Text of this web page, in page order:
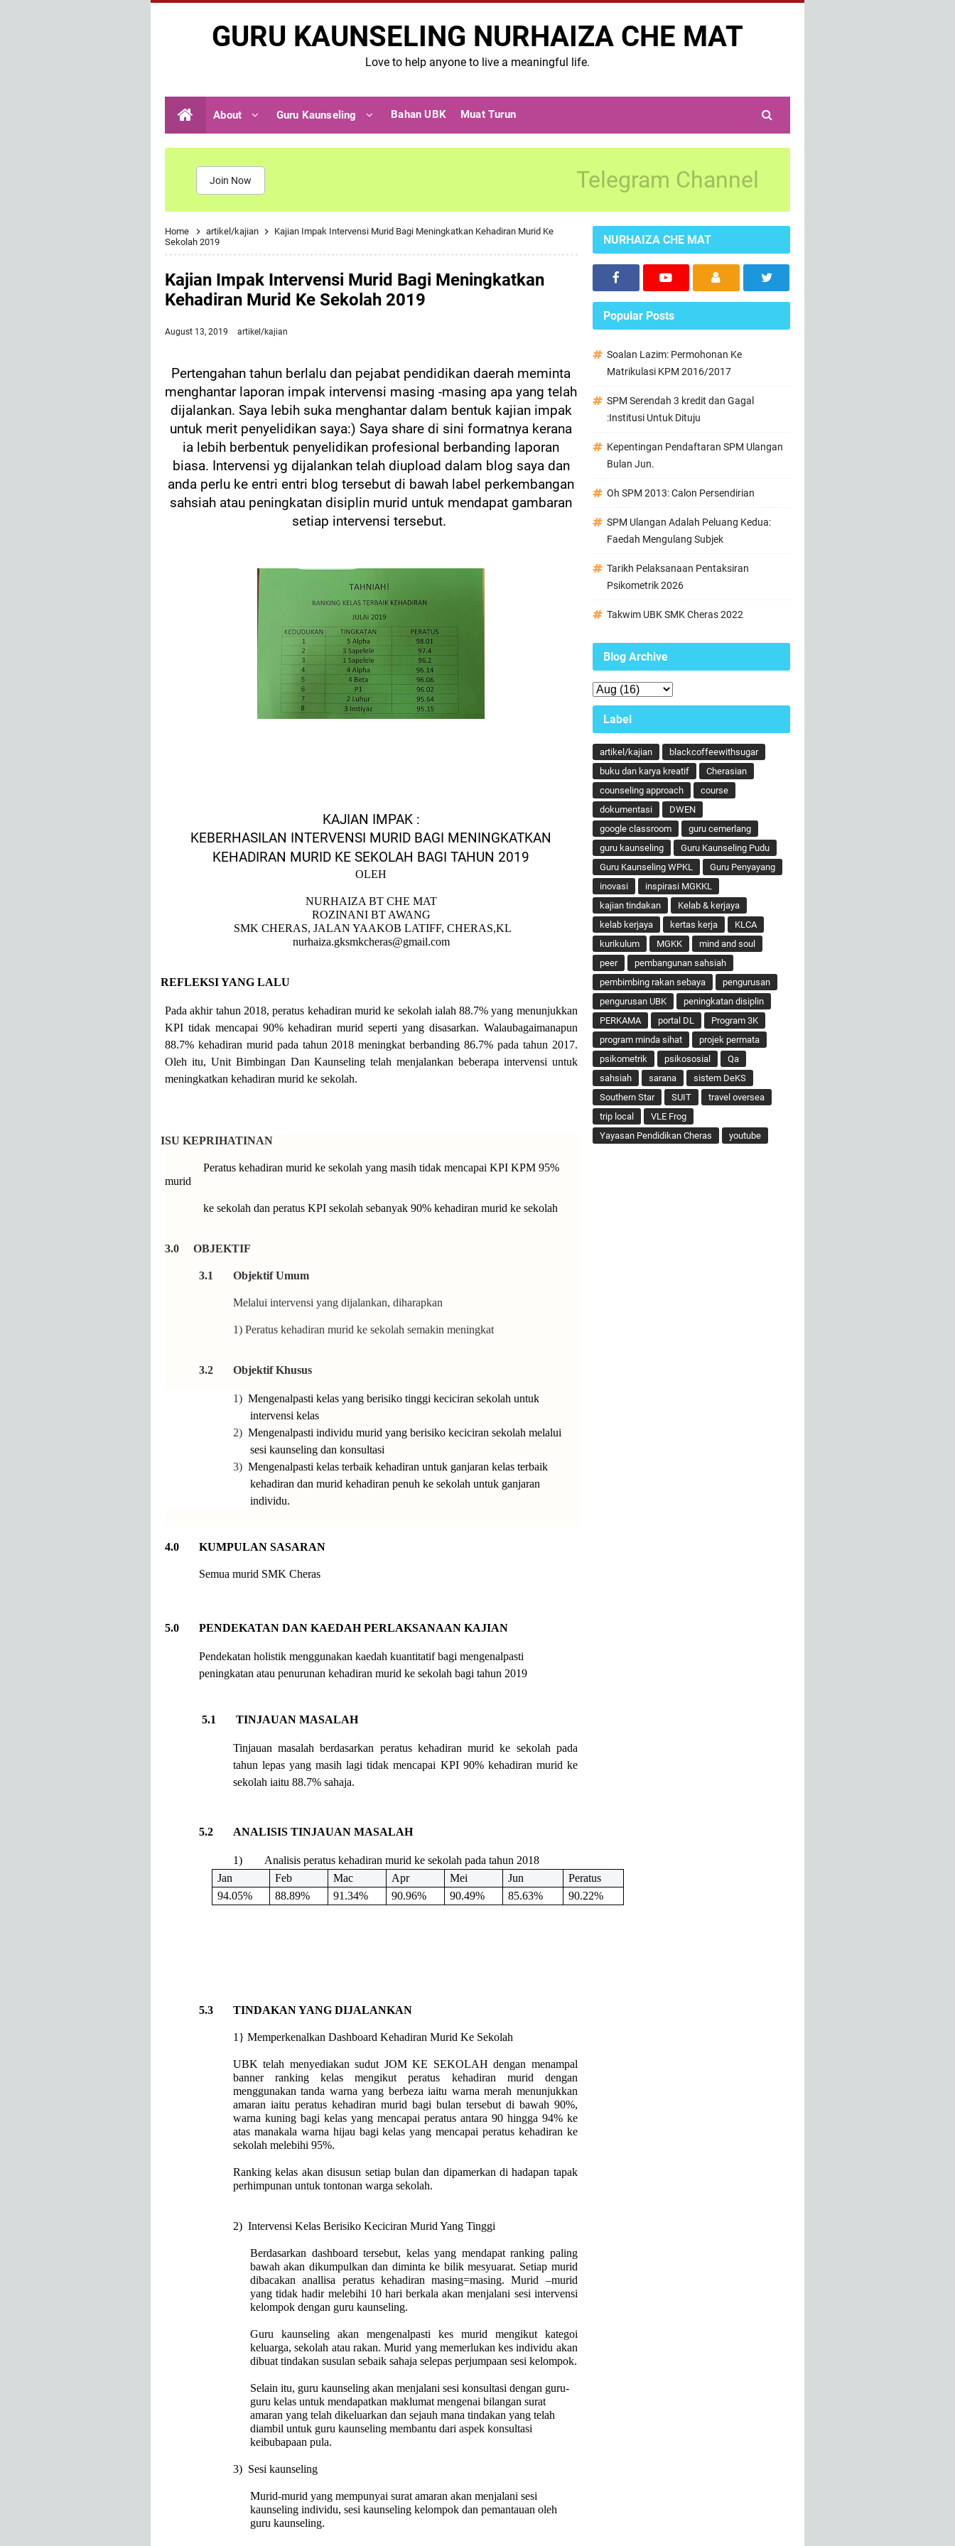
GURU KAUNSELING NURHAIZA CHE MAT
Love to help anyone to live a meaningful life.
About Guru Kaunseling Bahan UBK Muat Turun
Join Now Telegram Channel
Home artikel/kajian
Kajian Impak Intervensi Murid Bagi Meningkatkan Kehadiran Murid Ke
Sekolah 2019
Kajian Impak Intervensi Murid Bagi Meningkatkan
Kehadiran Murid Ke Sekolah 2019
August 13, 2019 artikel/kajian
Pertengahan tahun berlalu dan pejabat pendidikan daerah meminta
menghantar laporan impak intervensi masing -masing apa yang telah
dijalankan. Saya lebih suka menghantar dalam bentuk kajian impak
untuk merit penyelidikan saya:) Saya share di sini formatnya kerana
ia lebih berbentuk penyelidikan profesional berbanding laporan
biasa. Intervensi yg dijalankan telah diupload dalam blog saya dan
anda perlu ke entri entri blog tersebut di bawah label perkembangan
sahsiah atau peningkatan disiplin murid untuk mendapat gambaran
setiap intervensi tersebut.
KAJIAN IMPAK :
KEBERHASILAN INTERVENSI MURID BAGI MENINGKATKAN
KEHADIRAN MURID KE SEKOLAH BAGI TAHUN 2019
OLEH
NURHAIZA BT CHE MAT
ROZINANI BT AWANG
SMK CHERAS, JALAN YAAKOB LATIFF, CHERAS,KL
nurhaiza.gksmkcheras@gmail.com
REFLEKSI YANG LALU
Pada akhir tahun 2018, peratus kehadiran murid ke sekolah ialah 88.7% yang menunjukkan
KPI tidak mencapai 90% kehadiran murid seperti yang disasarkan. Walaubagaimanapun
88.7% kehadiran murid pada tahun 2018 meningkat berbanding 86.7% pada tahun 2017.
Oleh itu, Unit Bimbingan Dan Kaunseling telah menjalankan beberapa intervensi untuk
meningkatkan kehadiran murid ke sekolah.
ISU KEPRIHATINAN
Peratus kehadiran murid ke sekolah yang masih tidak mencapai KPI KPM 95%
murid
ke sekolah dan peratus KPI sekolah sebanyak 90% kehadiran murid ke sekolah
3.0 OBJEKTIF
3.1 Objektif Umum
Melalui intervensi yang dijalankan, diharapkan
1) Peratus kehadiran murid ke sekolah semakin meningkat
3.2 Objektif Khusus
1) Mengenalpasti kelas yang berisiko tinggi keciciran sekolah untuk
intervensi kelas
2) Mengenalpasti individu murid yang berisiko keciciran sekolah melalui
sesi kaunseling dan konsultasi
3) Mengenalpasti kelas terbaik kehadiran untuk ganjaran kelas terbaik
kehadiran dan murid kehadiran penuh ke sekolah untuk ganjaran
individu.
4.0 KUMPULAN SASARAN
Semua murid SMK Cheras
5.0 PENDEKATAN DAN KAEDAH PERLAKSANAAN KAJIAN
Pendekatan holistik menggunakan kaedah kuantitatif bagi mengenalpasti
peningkatan atau penurunan kehadiran murid ke sekolah bagi tahun 2019
5.1 TINJAUAN MASALAH
Tinjauan masalah berdasarkan peratus kehadiran murid ke sekolah pada
tahun lepas yang masih lagi tidak mencapai KPI 90% kehadiran murid ke
sekolah iaitu 88.7% sahaja.
5.2 ANALISIS TINJAUAN MASALAH
1)
Analisis peratus kehadiran murid ke sekolah pada tahun 2018
Jan
Feb Mac Apr Mei Jun
Peratus
94.05%
88.89% 91.34% 90.96% 90.49% 85.63% 90.22%
5.3 TINDAKAN YANG DIJALANKAN
1} Memperkenalkan Dashboard Kehadiran Murid Ke Sekolah
UBK telah menyediakan sudut JOM KE SEKOLAH dengan menampal
banner ranking kelas mengikut peratus kehadiran murid dengan
menggunakan tanda warna yang berbeza iaitu warna merah menunjukkan
amaran iaitu peratus kehadiran murid bagi bulan tersebut di bawah 90%,
warna kuning bagi kelas yang mencapai peratus antara 90 hingga 94% ke
atas manakala warna hijau bagi kelas yang mencapai peratus kehadiran ke
sekolah melebihi 95%.
Ranking kelas akan disusun setiap bulan dan dipamerkan di hadapan tapak
perhimpunan untuk tontonan warga sekolah.
2) Intervensi Kelas Berisiko Keciciran Murid Yang Tinggi
Berdasarkan dashboard tersebut, kelas yang mendapat ranking paling
bawah akan dikumpulkan dan diminta ke bilik mesyuarat. Setiap murid
dibacakan anallisa peratus kehadiran masing=masing. Murid –murid
yang tidak hadir melebihi 10 hari berkala akan menjalani sesi intervensi
kelompok dengan guru kaunseling.
Guru kaunseling akan mengenalpasti kes murid mengikut kategoi
keluarga, sekolah atau rakan. Murid yang memerlukan kes individu akan
dibuat tindakan susulan sebaik sahaja selepas perjumpaan sesi kelompok.
Selain itu, guru kaunseling akan menjalani sesi konsultasi dengan guru-
guru kelas untuk mendapatkan maklumat mengenai bilangan surat
amaran yang telah dikeluarkan dan sejauh mana tindakan yang telah
diambil untuk guru kaunseling membantu dari aspek konsultasi
keibubapaan pula.
3) Sesi kaunseling
Murid-murid yang mempunyai surat amaran akan menjalani sesi
kaunseling individu, sesi kaunseling kelompok dan pemantauan oleh
guru kaunseling.
NURHAIZA CHE MAT
Popular Posts
Soalan Lazim: Permohonan Ke
Matrikulasi KPM 2016/2017
SPM Serendah 3 kredit dan Gagal
:Institusi Untuk Dituju
Kepentingan Pendaftaran SPM Ulangan
Bulan Jun.
Oh SPM 2013: Calon Persendirian
SPM Ulangan Adalah Peluang Kedua:
Faedah Mengulang Subjek
Tarikh Pelaksanaan Pentaksiran
Psikometrik 2026
Takwim UBK SMK Cheras 2022
Blog Archive
Label
artikel/kajian
blackcoffeewithsugar
buku dan karya kreatif
Cherasian
counseling approach
course
dokumentasi
DWEN
google classroom
guru cemerlang
guru kaunseling
Guru Kaunseling Pudu
Guru Kaunseling WPKL
Guru Penyayang
inovasi
inspirasi MGKKL
kajian tindakan
Kelab & kerjaya
kelab kerjaya
kertas kerja
KLCA
kurikulum
MGKK
mind and soul
peer
pembangunan sahsiah
pembimbing rakan sebaya
pengurusan
pengurusan UBK
peningkatan disiplin
PERKAMA
portal DL
Program 3K
program minda sihat
projek permata
psikometrik
psikososial
Qa
sahsiah
sarana
sistem DeKS
Southern Star
SUIT
travel oversea
trip local
VLE Frog
Yayasan Pendidikan Cheras
youtube